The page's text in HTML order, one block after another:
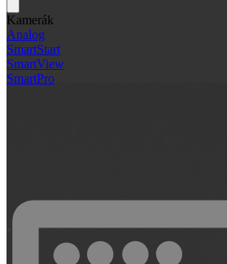
Kamerák
Analog
SmartStart
SmartView
SmartPro